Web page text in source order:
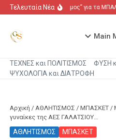
Μετάβαση στο περιεχόμενο
Τελευταία Νέα“Πόλεμος” για τα
Main
ΤΕΧΝΕΣ και ΠΟΛΙΤΙΣΜΟΣ
ΦΥΣΗ
ΨΥΧΟΛΟΓΙΑ και ΔΙΑΤΡΟΦΗ
Αρχική / ΑΘΛΗΤΙΣΜΟΣ / ΜΠΑΣΚΕΤ /
γυναίκες της ΑΕΣ ΓΑΛΑΤΣΙΟΥ…
ΑΘΛΗΤΙΣΜΟΣ ΜΠΑΣΚΕΤ